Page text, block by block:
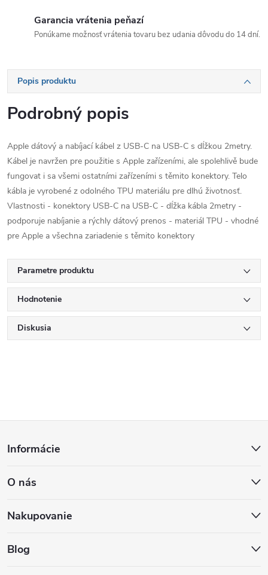
Garancia vrátenia peňazí
Ponúkame možnosť vrátenia tovaru bez udania dôvodu do 14 dní.
Popis produktu
Podrobný popis
Apple dátový a nabíjací kábel z USB-C na USB-C s dĺžkou 2metry.
Kábel je navržen pre použitie s Apple zařízeními, ale spolehlivě bude
fungovat i sa všemi ostatními zařízeními s těmito konektory. Telo
kábla je vyrobené z odolného TPU materiálu pre dlhú životnosť.
Vlastnosti - konektory USB-C na USB-C - dĺžka kábla 2metry -
podporuje nabíjanie a rýchly dátový prenos - materiál TPU - vhodné
pre Apple a všechna zariadenie s těmito konektory
Parametre produktu
Hodnotenie
Diskusia
p
ä
Informácie
O nás
Nakupovanie
Blog